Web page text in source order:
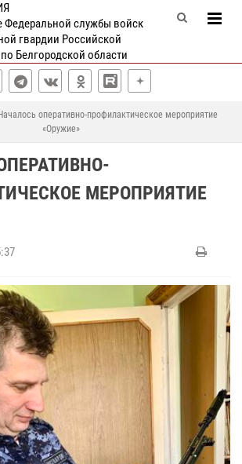
Федеральной службы войск
гвардии Российской
Белгородской области
Началось оперативно-профилактическое мероприятие
«Оружие»
МЕРОПРИЯТИЕ